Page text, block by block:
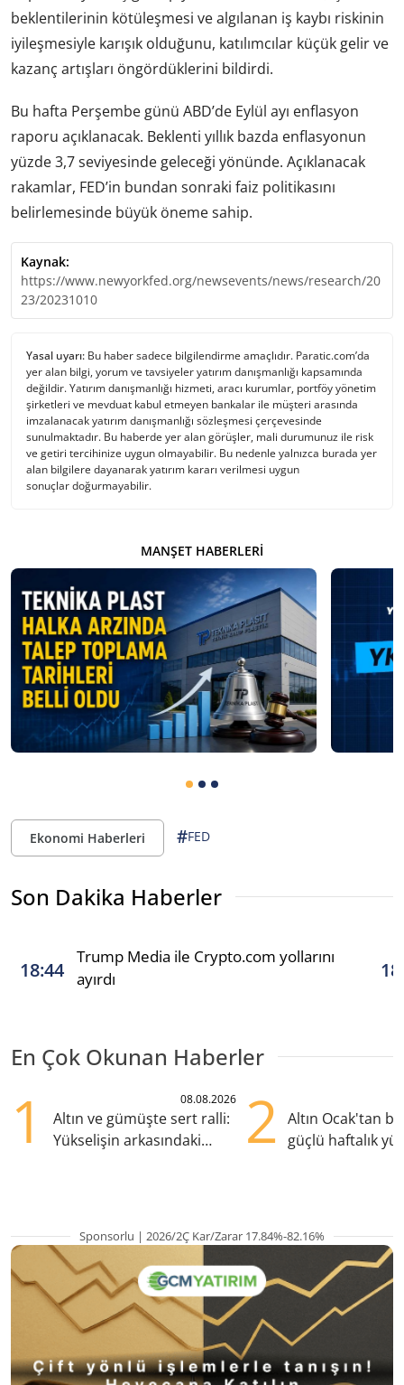
beklentilerinin kötüleşmesi ve algılanan iş kaybı riskinin
iyileşmesiyle karışık olduğunu, katılımcılar küçük gelir ve
kazanç artışları öngördüklerini bildirdi.
Bu hafta Perşembe günü ABD’de Eylül ayı enflasyon
raporu açıklanacak. Beklenti yıllık bazda enflasyonun
yüzde 3,7 seviyesinde geleceği yönünde. Açıklanacak
rakamlar, FED’in bundan sonraki faiz politikasını
belirlemesinde büyük öneme sahip.
Kaynak:
https://www.newyorkfed.org/newsevents/news/research/20
23/20231010
Yasal uyarı: Bu haber sadece bilgilendirme amaçlıdır. Paratic.com’da
yer alan bilgi, yorum ve tavsiyeler yatırım danışmanlığı kapsamında
değildir. Yatırım danışmanlığı hizmeti, aracı kurumlar, portföy yönetim
şirketleri ve mevduat kabul etmeyen bankalar ile müşteri arasında
imzalanacak yatırım danışmanlığı sözleşmesi çerçevesinde
sunulmaktadır. Bu haberde yer alan görüşler, mali durumunuz ile risk
ve getiri tercihinize uygun olmayabilir. Bu nedenle yalnızca burada yer
alan bilgilere dayanarak yatırım kararı verilmesi uygun
sonuçlar doğurmayabilir.
MANŞET HABERLERI
Ekonomi Haberleri #FED
Son Dakika Haberler
18:44
Trump Media ile Crypto.com yollarını
ayırdı
En Çok Okunan Haberler
1 08.08.2026
Altın ve gümüşte sert ralli:
Yükselişin arkasındaki
2
Altın Ocak'tan
güçlü haftalık
Sponsorlu | 2026/2Ç Kar/Zarar 17.84%-82.16%